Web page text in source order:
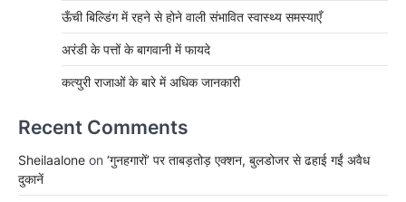
ऊँची बिल्डिंग में रहने से होने वाली संभावित स्वास्थ्य समस्याएँ
अरंडी के पत्तों के बागवानी में फायदे
कत्युरी राजाओं के बारे में अधिक जानकारी
Recent Comments
Sheilaalone on ‘गुनहगारों’ पर ताबड़तोड़ एक्शन, बुलडोजर से ढहाई गईं अवैध
दुकानें